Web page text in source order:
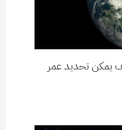
يمكن تحديد عمر